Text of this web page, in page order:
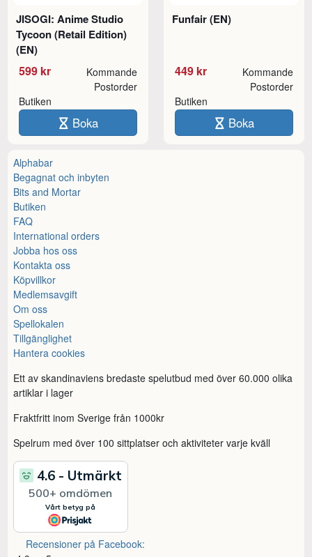
JISOGI: Anime Studio
Tycoon (Retail Edition)
(EN)
599 kr Kommande
Butiken
Postorder
Boka
Funfair (EN)
449 kr Kommande
Butiken
Postorder
Boka
Alphabar
Begagnat och inbyten
Bits and Mortar
Butiken
FAQ
International orders
Jobba hos oss
Kontakta oss
Köpvillkor
Medlemsavgift
Om oss
Spellokalen
Tillgänglighet
Hantera cookies
Ett av skandinaviens bredaste spelutbud med över 60.000 olika
artiklar i lager
Fraktfritt inom Sverige från 1000kr
Spelrum med över 100 sittplatser och aktiviteter varje kväll
Recensioner på Facebook: